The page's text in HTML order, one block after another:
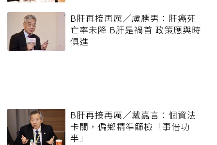
B肝再接再厲／盧勝男：肝癌死
亡率未降 B肝是禍首 政策應與時
俱進
B肝再接再厲／戴嘉言：個資法
卡關，偏鄉精準篩檢「事倍功
半」